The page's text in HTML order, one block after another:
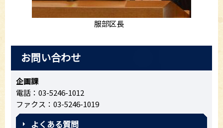
服部区長
お問い合わせ
企画課
電話：03-5246-1012
ファクス：03-5246-1019
よくある質問